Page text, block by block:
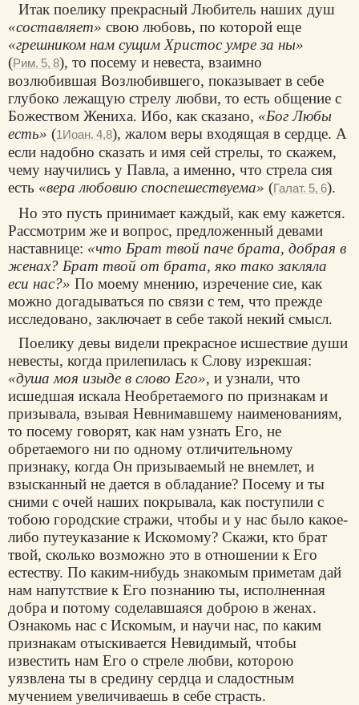
Итак пoелику прекрасный Любитель наших душ
«составляет» свою любовь, по которой еще
«грешником нам сущим Христос умре за ны»
(Рим. 5, 8), то посему и невеста, взаимно
возлюбившая Возлюбившего, показывает в себе
глубоко лежащую стрелу любви, то есть общение с
Божеством Жениха. Ибо, как сказано, «Бог Любы
есть» (1Иоан. 4,8), жалом веры входящая в сердце. А
если надобно сказать и имя сей стрелы, то скажем,
чему научились у Павла, а именно, что стрела сия
есть «вера любовию споспешествуема» (Галат. 5, 6).
Но это пусть принимает каждый, как ему кажется.
Рассмотрим же и вопрос, предложенный девами
наставнице: «что Брат твой паче брата, добрая в
женах? Брат твой от брата, яко тако закляла
ecи нас?» По моему мнению, изречение сие, как
можно догадываться по связи с тем, что прежде
исследовано, заключает в себе такой некий смысл.
Пoелику девы видели прекрасное исшествие души
невесты, когда прилепилась к Слову изрекшая:
«душа моя изыде в слово Его», и узнали, что
исшедшая искала Необретаемого по признакам и
призывала, взывая Невнимавшему наименованиям,
то посему говорят, как нам узнать Его, не
обретаемого ни по одному отличительному
признаку, когда Он призываемый не внемлет, и
взысканный не дается в обладание? Посему и ты
сними с очей наших покрывала, как поступили с
тобою городcкие стражи, чтобы и у нас было какое-
либо путеуказание к Искомому? Скажи, кто брат
твой, сколько возможно это в отношении к Его
естеству. По каким-нибудь знакомым приметам дай
нам напутствие к Его познанию ты, исполненная
добра и потому соделавшаяся доброю в женах.
Ознакомь нас с Искомым, и научи нас, по каким
признакам отыскивается Невидимый, чтобы
известить нам Его о стреле любви, которою
уязвлена ты в средину сердца и сладостным
мучением увеличиваешь в себе страсть.